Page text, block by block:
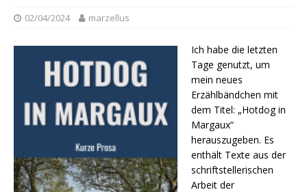
02/04/2024 marzellus
Ich habe die letzten
Tage genutzt, um
mein neues
Erzählbändchen mit
dem Titel: „Hotdog in
Margaux“
herauszugeben. Es
enthält Texte aus der
schriftstellerischen
Arbeit der